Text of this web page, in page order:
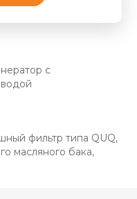
с
фильтр типа QUQ,
масляного бака,